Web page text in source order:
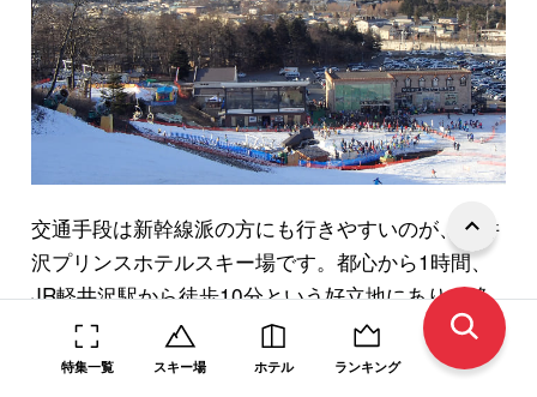
交通手段は新幹線派の方にも行きやすいのが、軽井
沢プリンスホテルスキー場です。都心から1時間、
JR軽井沢駅から徒歩10分という好立地にあり、移
動のストレスなくすぐに滑ることができます。ま
た、軽井沢は晴天の日が多く、別荘地としても知ら
特集一覧 スキー場 ホテル ランキング